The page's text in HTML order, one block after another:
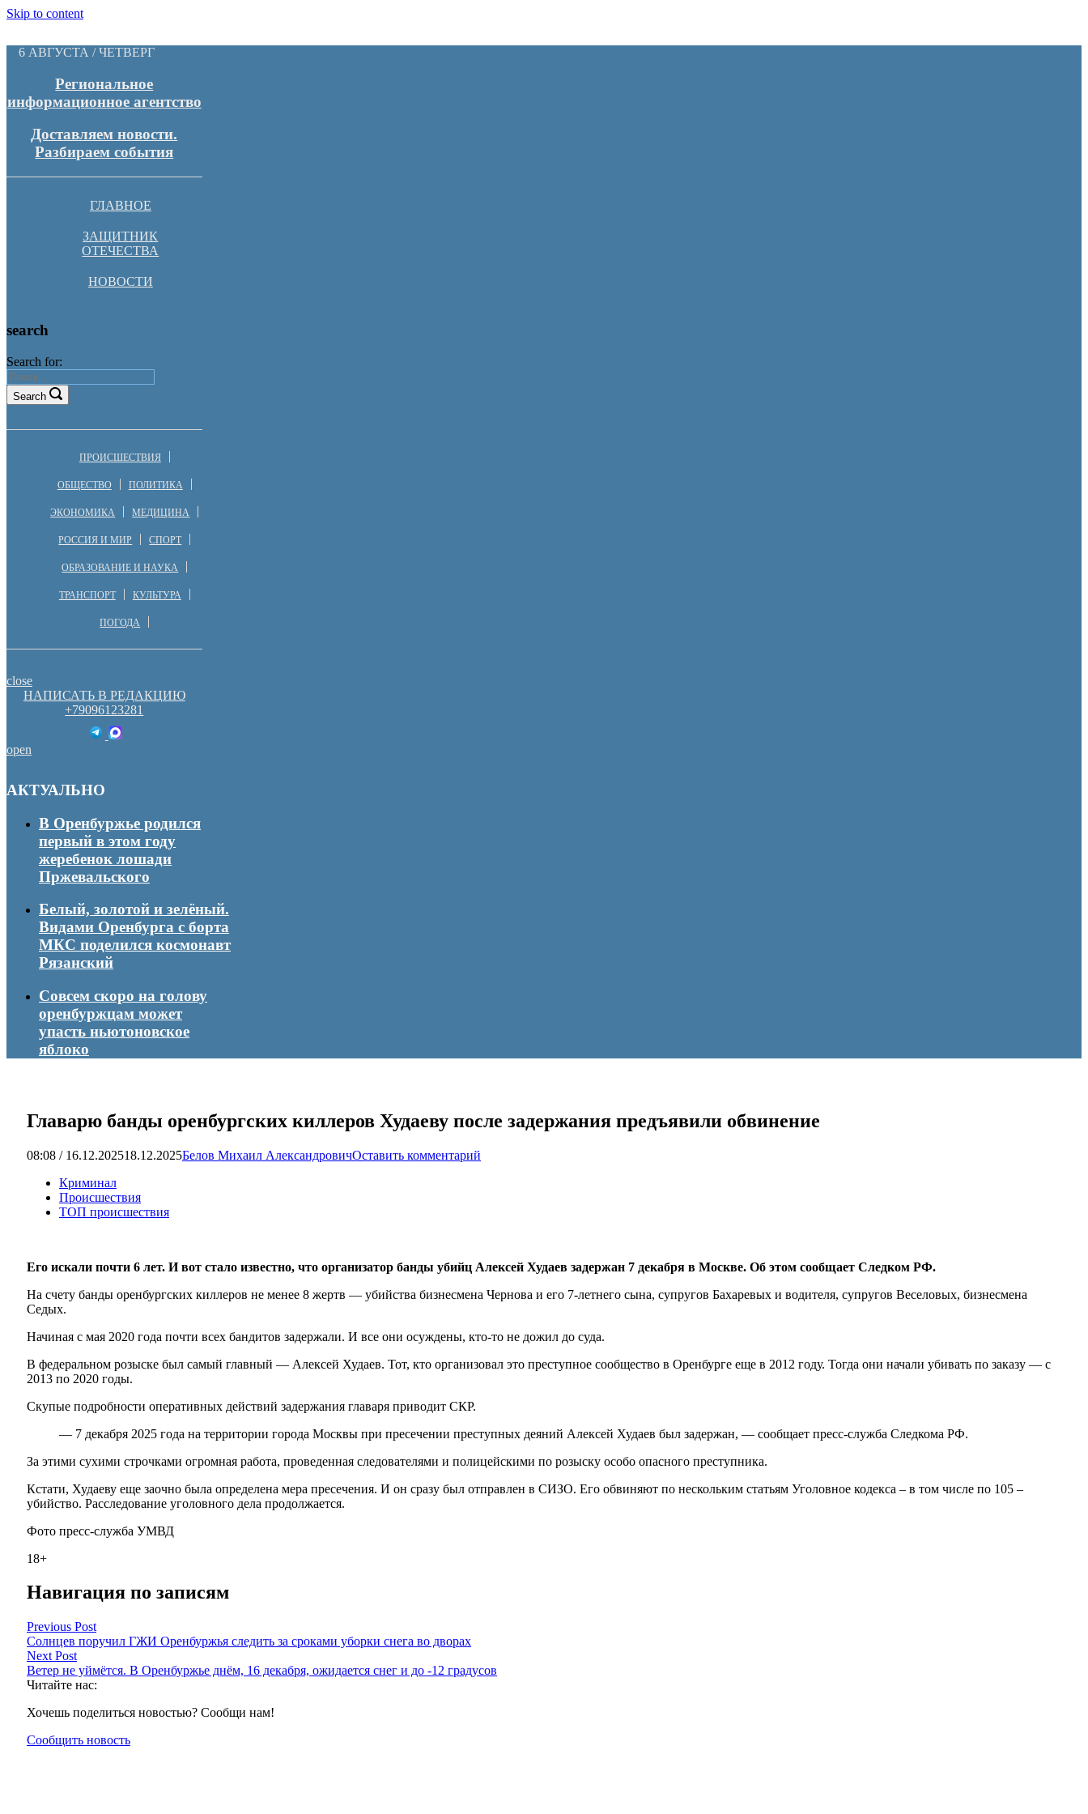
Skip to content
6 АВГУСТА / ЧЕТВЕРГ
Региональное
информационное агентство
Доставляем новости.
Разбираем события
ГЛАВНОЕ
ЗАЩИТНИК
ОТЕЧЕСТВА
НОВОСТИ
search
Search for:
Search
ПРОИСШЕСТВИЯ
ОБЩЕСТВО ПОЛИТИКА
ЭКОНОМИКА МЕДИЦИНА
РОССИЯ И МИР СПОРТ
ОБРАЗОВАНИЕ И НАУКА
ТРАНСПОРТ КУЛЬТУРА
ПОГОДА
close
НАПИСАТЬ В РЕДАКЦИЮ
+79096123281
open
АКТУАЛЬНО
В Оренбуржье родился
первый в этом году
жеребенок лошади
Пржевальского
Белый, золотой и зелёный.
Видами Оренбурга с борта
МКС поделился космонавт
Рязанский
Совсем скоро на голову
оренбуржцам может
упасть ньютоновское
яблоко
Главарю банды оренбургских киллеров Худаеву после задержания предъявили обвинение
08:08 / 16.12.202518.12.2025Белов Михаил АлександровичОставить комментарий
Криминал
Происшествия
ТОП происшествия
Его искали почти 6 лет. И вот стало известно, что организатор банды убийц Алексей Худаев задержан 7 декабря в Москве. Об этом сообщает Следком РФ.
На счету банды оренбургских киллеров не менее 8 жертв — убийства бизнесмена Чернова и его 7-летнего сына, супругов Бахаревых и водителя, супругов Веселовых, бизнесмена
Седых.
Начиная с мая 2020 года почти всех бандитов задержали. И все они осуждены, кто-то не дожил до суда.
В федеральном розыске был самый главный — Алексей Худаев. Тот, кто организовал это преступное сообщество в Оренбурге еще в 2012 году. Тогда они начали убивать по заказу — с
2013 по 2020 годы.
Скупые подробности оперативных действий задержания главаря приводит СКР.
— 7 декабря 2025 года на территории города Москвы при пресечении преступных деяний Алексей Худаев был задержан, — сообщает пресс-служба Следкома РФ.
За этими сухими строчками огромная работа, проведенная следователями и полицейскими по розыску особо опасного преступника.
Кстати, Худаеву еще заочно была определена мера пресечения. И он сразу был отправлен в СИЗО. Его обвиняют по нескольким статьям Уголовное кодекса – в том числе по 105 –
убийство. Расследование уголовного дела продолжается.
Фото пресс-служба УМВД
18+
Навигация по записям
Previous Post
Солнцев поручил ГЖИ Оренбуржья следить за сроками уборки снега во дворах
Next Post
Ветер не уймётся. В Оренбуржье днём, 16 декабря, ожидается снег и до -12 градусов
Читайте нас:
Хочешь поделиться новостью? Сообщи нам!
Сообщить новость